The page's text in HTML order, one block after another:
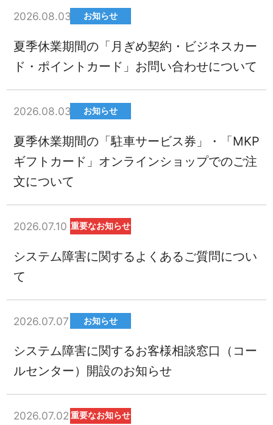
2026.08.03 お知らせ
夏季休業期間の「月ぎめ契約・ビジネスカー
ド・ポイントカード」お問い合わせについて
2026.08.03 お知らせ
夏季休業期間の「駐車サービス券」・「MKP
ギフトカード」オンラインショップでのご注
文について
2026.07.10 重要なお知らせ
システム障害に関するよくあるご質問につい
て
2026.07.07 お知らせ
システム障害に関するお客様相談窓口（コー
ルセンター）開設のお知らせ
2026.07.02 重要なお知らせ